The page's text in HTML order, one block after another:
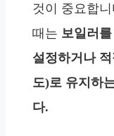
것이 중요합
때는 보일러
설정하거나
도)로 유지하
다.